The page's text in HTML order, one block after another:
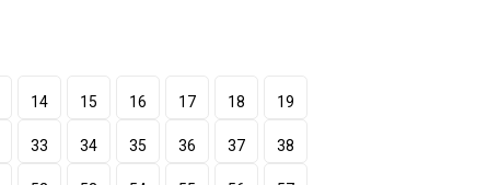
14 15 16 17 18 19
33 34 35 36 37 38